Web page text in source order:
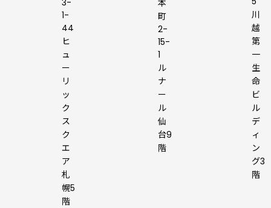
1-
44
ヒ
ュ
ー
リ
ッ
ク
ス
ク
エ
ア
札
幌5
階
本
町
2-
15-
1
ル
ナ
ー
ル
仙
台9
階
川
越
第
一
生
命
ビ
ル
デ
ィ
ン
グ3
階